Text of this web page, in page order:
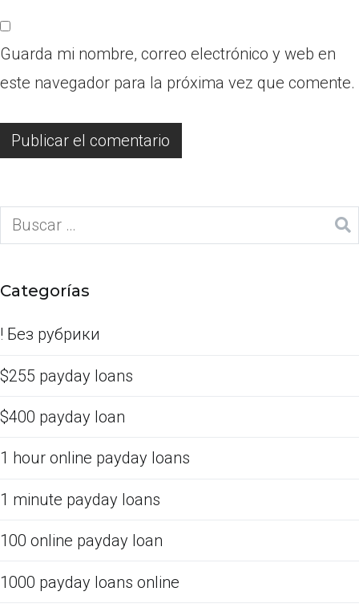
Guarda mi nombre, correo electrónico y web en
este navegador para la próxima vez que comente.
Categorías
! Без рубрики
$255 payday loans
$400 payday loan
1 hour online payday loans
1 minute payday loans
100 online payday loan
1000 payday loans online